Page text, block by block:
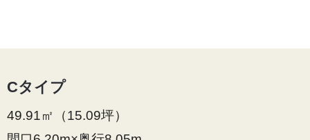
Cタイプ
49.91㎡（15.09坪）